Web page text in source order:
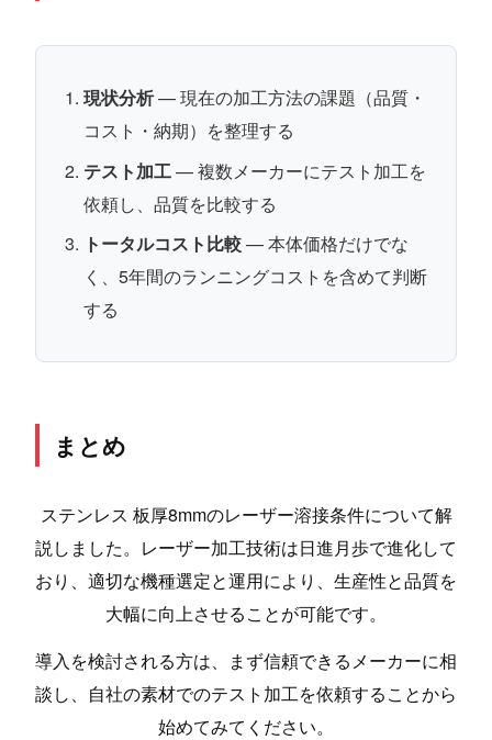
現状分析— 現在の加工方法の課題（品質・
コスト・納期）を整理する
テスト加工— 複数メーカーにテスト加工を
依頼し、品質を比較する
トータルコスト比較— 本体価格だけでな
く、5年間のランニングコストを含めて判断
する
まとめ
ステンレス 板厚8mmのレーザー溶接条件について解
説しました。レーザー加工技術は日進月歩で進化して
おり、適切な機種選定と運用により、生産性と品質を
大幅に向上させることが可能です。
導入を検討される方は、まず信頼できるメーカーに相
談し、自社の素材でのテスト加工を依頼することから
始めてみてください。